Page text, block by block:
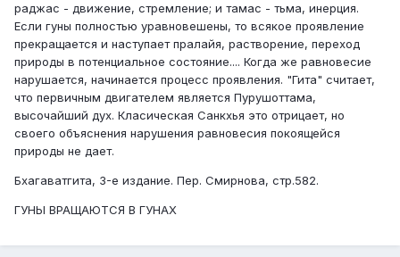
раджас - движение, стремление; и тамас - тьма, инерция.
Если гуны полностью уравновешены, то всякое проявление
прекращается и наступает пралайя, растворение, переход
природы в потенциальное состояние.... Когда же равновесие
нарушается, начинается процесс проявления. "Гита" считает,
что первичным двигателем является Пурушоттама,
высочайший дух. Класическая Санкхья это отрицает, но
своего объяснения нарушения равновесия покоящейся
природы не дает.
Бхагаватгита, 3-е издание. Пер. Смирнова, стр.582.
ГУНЫ ВРАЩАЮТСЯ В ГУНАХ